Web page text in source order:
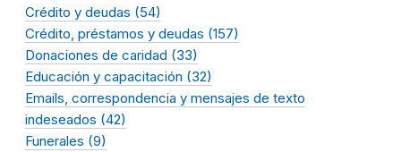
Crédito y deudas (54)
Crédito, préstamos y deudas (157)
Donaciones de caridad (33)
Educación y capacitación (32)
Emails, correspondencia y mensajes de texto
indeseados (42)
Funerales (9)